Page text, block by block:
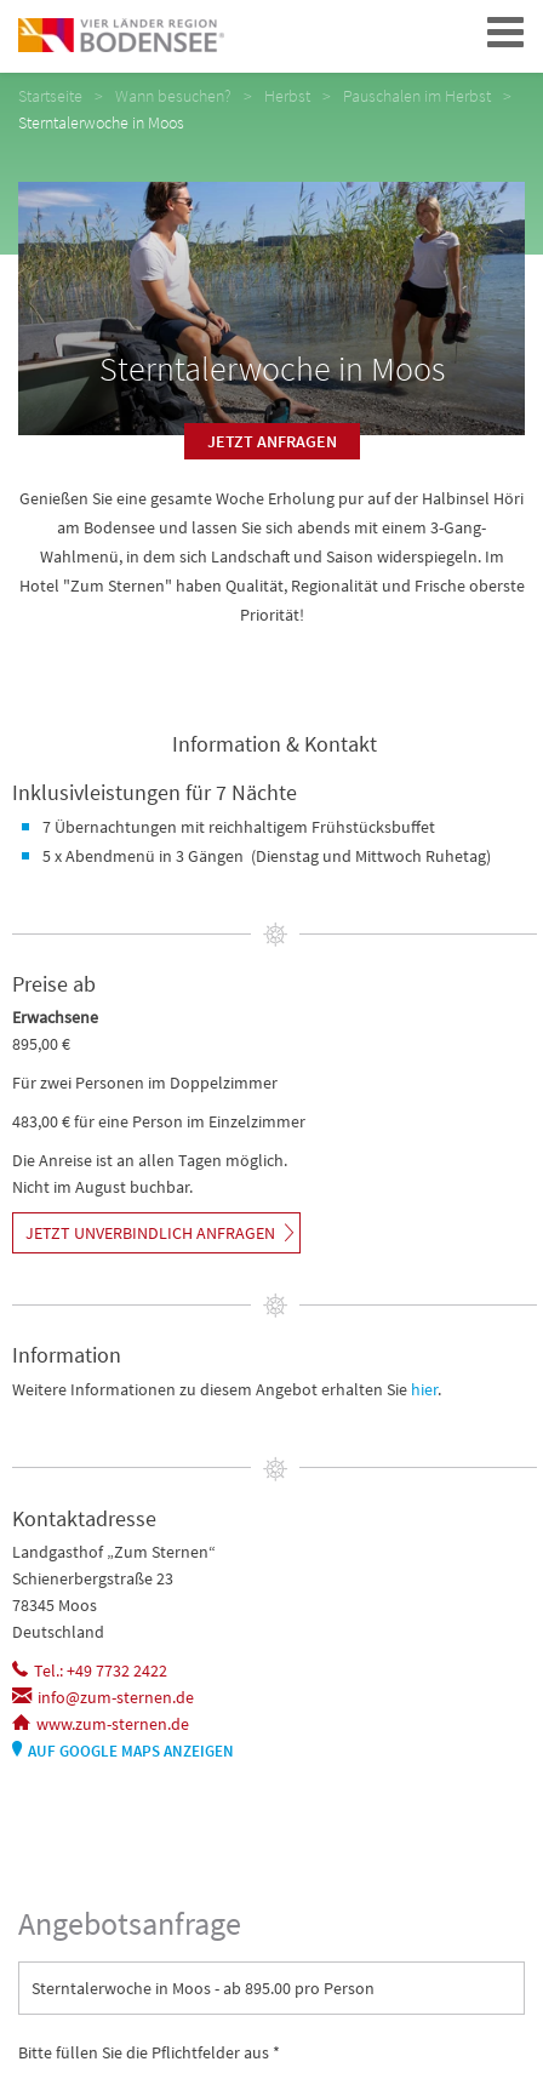
Navigation
Startseite Wann besuchen? Herbst
Pauschalen im Herbst
Sterntalerwoche in Moos
Sterntalerwoche in Moos
JETZT ANFRAGEN
Genießen Sie eine gesamte Woche Erholung pur auf der Halbinsel Höri
am Bodensee und lassen Sie sich abends mit einem 3-Gang-
Wahlmenü, in dem sich Landschaft und Saison widerspiegeln. Im
Hotel "Zum Sternen" haben Qualität, Regionalität und Frische oberste
Priorität!
Information & Kontakt
Inklusivleistungen für 7 Nächte
7 Übernachtungen mit reichhaltigem Frühstücksbuffet
5 x Abendmenü in 3 Gängen (Dienstag und Mittwoch Ruhetag)
Preise ab
Erwachsene
895,00 €
Für zwei Personen im Doppelzimmer
483,00 € für eine Person im Einzelzimmer
Die Anreise ist an allen Tagen möglich.
Nicht im August buchbar.
JETZT UNVERBINDLICH ANFRAGEN
Information
Weitere Informationen zu diesem Angebot erhalten Sie hier.
Kontaktadresse
Landgasthof „Zum Sternen“
Schienerbergstraße 23
78345 Moos
Deutschland
Tel.: +49 7732 2422
info@zum-sternen.de
www.zum-sternen.de
AUF GOOGLE MAPS ANZEIGEN
Angebotsanfrage
Sterntalerwoche in Moos - ab 895.00 pro Person
Bitte füllen Sie die Pflichtfelder aus *